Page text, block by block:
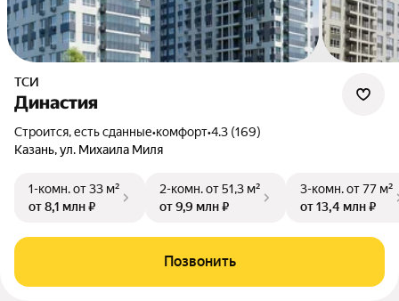
ТСИ
Династия
Строится, есть сданные•комфорт•4.3 (169)
Казань,ул. Михаила Миля
1-комн.от 33 м²
от 8,1 млн ₽
2-комн.от 51,3 м²
от 9,9 млн ₽
3-комн.от 77 м²
от 13,4 млн ₽
Позвонить